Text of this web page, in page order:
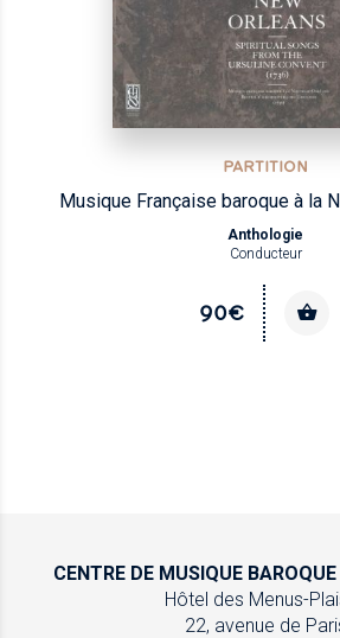
PARTITION
Musique Française baroque à la
Anthologie
Conducteur
90€
CENTRE DE MUSIQUE
Hôtel des Menus-
22, avenue de